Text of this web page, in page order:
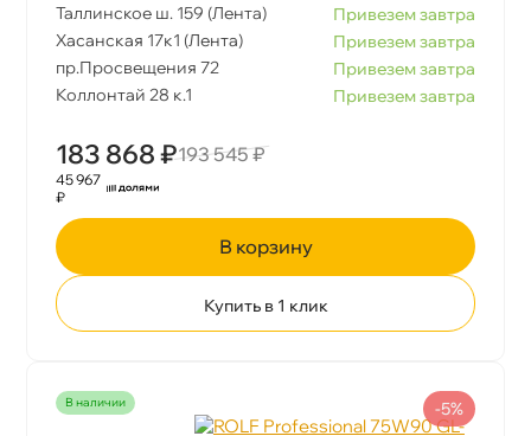
Таллинское ш. 159 (Лента)
Привезем завтра
Хасанская 17к1 (Лента)
Привезем завтра
пр.Просвещения 72
Привезем завтра
Коллонтай 28 к.1
Привезем завтра
183 868 ₽193 545 ₽
45 967
₽
корзину
Купить в 1 клик
наличии -5%